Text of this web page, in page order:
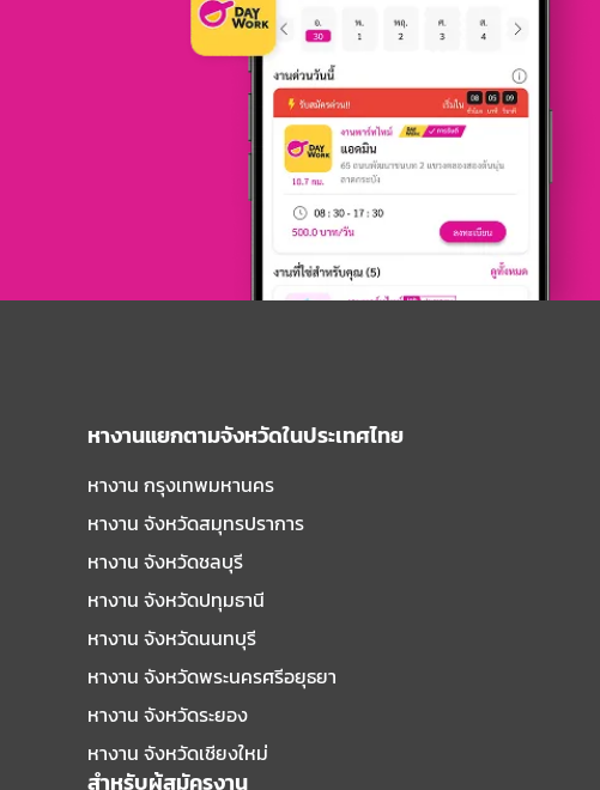
หางานแยกตามจังหวัดในประเทศไทย
หางาน กรุงเทพมหานคร
หางาน จังหวัดสมุทรปราการ
หางาน จังหวัดชลบุรี
หางาน จังหวัดปทุมธานี
หางาน จังหวัดนนทบุรี
หางาน จังหวัดพระนครศรีอยุธยา
หางาน จังหวัดระยอง
หางาน จังหวัดเชียงใหม่
สำหรับผู้สมัครงาน